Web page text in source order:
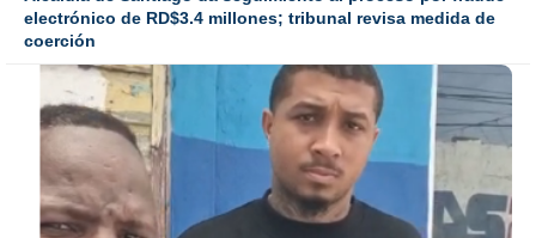
electrónico de RD$3.4 millones; tribunal revisa medida de
coerción